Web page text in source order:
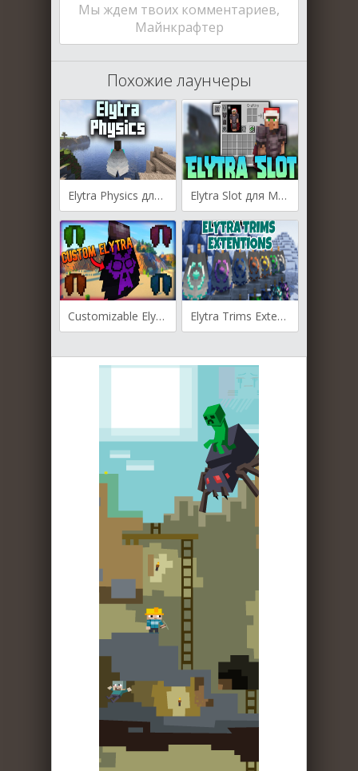
Мы ждем твоих комментариев,
Майнкрафтер
Похожие лаунчеры
Elytra Physics для Майнкрафт [1.21.4, 1.21.1, 1.21] Elytra Slot для Майнкрафт [1.20.6, 1.20.4, 1.20.1]
Customizable Elytra для Майнкрафт [1.20.6, 1.20.4, 1.20.2] Elytra Trims Extensions для Майнкрафт [1.20.4, 1.20.2, 1.19.4]